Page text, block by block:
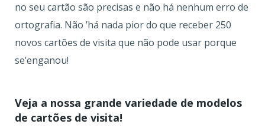
no seu cartão são precisas e não há nenhum erro de
ortografia. Não ’há nada pior do que receber 250
novos cartões de visita que não pode usar porque
se’enganou!
Veja a nossa grande variedade de modelos
de cartões de visita!